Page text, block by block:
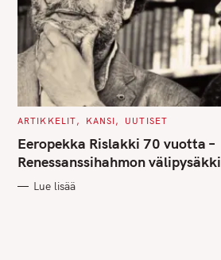
C
T
E
G
O
I
ARTIKKELIT KANSI UUTISET
Eeropekka Rislakki 70 vuotta –
Renessanssihahmon välipysäkki
Lue lisää